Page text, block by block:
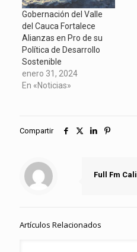
Gobernación del Valle
del Cauca Fortalece
Alianzas en Pro de su
Política de Desarrollo
Sostenible
enero 31, 2024
En «Noticias»
Compartir
Full Fm Cali
Artículos Relacionados